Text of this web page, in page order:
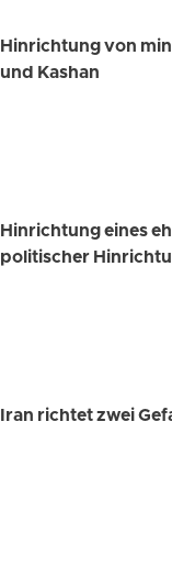
Hinrichtung von
und Kashan
Hinrichtung eines
politischer
Iran richtet zwei